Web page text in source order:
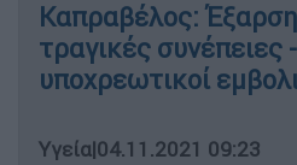
Καπραβέλος:
τραγικές συνέπειες
υποχρεωτικοί
Υγεία|04.11.2021 09:23